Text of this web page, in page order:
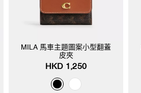
MILA 馬車主題圖案小型翻蓋
皮夾
HKD 1,250